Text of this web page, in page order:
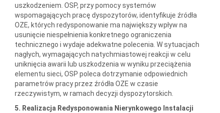
uszkodzeniem. OSP, przy pomocy systemów
wspomagających pracę dyspozytorów, identyfikuje źródła
OZE, których redysponowanie ma największy wpływ na
usunięcie niespełnienia konkretnego ograniczenia
technicznego i wydaje adekwatne polecenia. W sytuacjach
nagłych, wymagających natychmiastowej reakcji w celu
uniknięcia awarii lub uszkodzenia w wyniku przeciążenia
elementu sieci, OSP poleca dotrzymanie odpowiednich
parametrów pracy przez źródła OZE w czasie
rzeczywistym, w ramach decyzji dyspozytorskich.
5. Realizacja Redysponowania Nierynkowego Instalacji